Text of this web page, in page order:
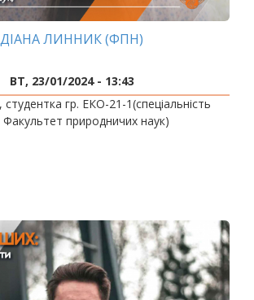
ДІАНА ЛИННИК (ФПН)
ВТ, 23/01/2024 - 13:43
гр. ЕКО-21-1(спеціальність
Факультет природничих наук)